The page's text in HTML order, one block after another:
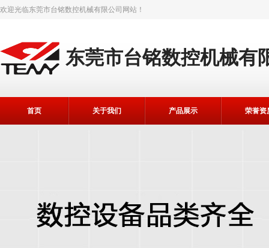
欢迎光临东莞市台铭数控机械有限公司 网站！
东莞市台铭数控机械有
首页 关于我们 产品展示 荣誉资